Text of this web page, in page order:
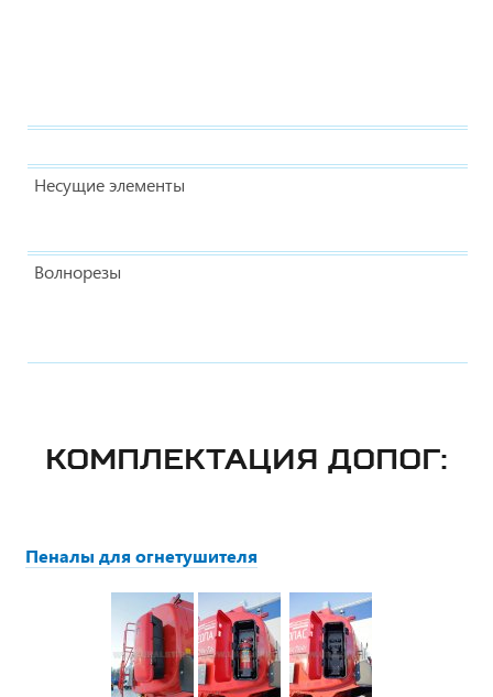
Несущие элементы
Волнорезы
КОМПЛЕКТАЦИЯ ДОПОГ:
Пеналы для огнетушителя